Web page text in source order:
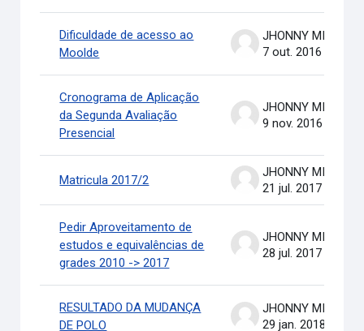
Dificuldade de acesso ao
Moolde
7 out. 2016
Cronograma de Aplicação
da Segunda Avaliação
Presencial
9 nov. 2016
Matricula 2017/2
21 jul. 2017
Pedir Aproveitamento de
estudos e equivalências de
grades 2010 -> 2017
28 jul. 2017
RESULTADO DA MUDANÇA
DE POLO
29 jan. 2018